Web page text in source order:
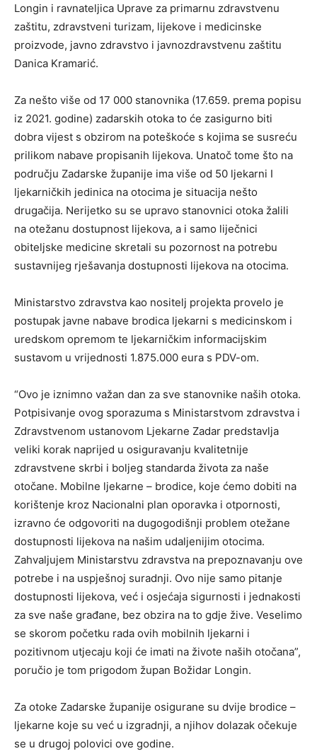
Longin i ravnateljica Uprave za primarnu zdravstvenu
zaštitu, zdravstveni turizam, lijekove i medicinske
proizvode, javno zdravstvo i javnozdravstvenu zaštitu
Danica Kramarić.
Za nešto više od 17 000 stanovnika (17.659. prema popisu
iz 2021. godine) zadarskih otoka to će zasigurno biti
dobra vijest s obzirom na poteškoće s kojima se susreću
prilikom nabave propisanih lijekova. Unatoč tome što na
području Zadarske županije ima više od 50 ljekarni I
ljekarničkih jedinica na otocima je situacija nešto
drugačija. Nerijetko su se upravo stanovnici otoka žalili
na otežanu dostupnost lijekova, a i samo liječnici
obiteljske medicine skretali su pozornost na potrebu
sustavnijeg rješavanja dostupnosti lijekova na otocima.
Ministarstvo zdravstva kao nositelj projekta provelo je
postupak javne nabave brodica ljekarni s medicinskom i
uredskom opremom te ljekarničkim informacijskim
sustavom u vrijednosti 1.875.000 eura s PDV-om.
“Ovo je iznimno važan dan za sve stanovnike naših otoka.
Potpisivanje ovog sporazuma s Ministarstvom zdravstva i
Zdravstvenom ustanovom Ljekarne Zadar predstavlja
veliki korak naprijed u osiguravanju kvalitetnije
zdravstvene skrbi i boljeg standarda života za naše
otočane. Mobilne ljekarne – brodice, koje ćemo dobiti na
korištenje kroz Nacionalni plan oporavka i otpornosti,
izravno će odgovoriti na dugogodišnji problem otežane
dostupnosti lijekova na našim udaljenijim otocima.
Zahvaljujem Ministarstvu zdravstva na prepoznavanju ove
potrebe i na uspješnoj suradnji. Ovo nije samo pitanje
dostupnosti lijekova, već i osjećaja sigurnosti i jednakosti
za sve naše građane, bez obzira na to gdje žive. Veselimo
se skorom početku rada ovih mobilnih ljekarni i
pozitivnom utjecaju koji će imati na živote naših otočana”,
poručio je tom prigodom župan Božidar Longin.
Za otoke Zadarske županije osigurane su dvije brodice –
ljekarne koje su već u izgradnji, a njihov dolazak očekuje
se u drugoj polovici ove godine.